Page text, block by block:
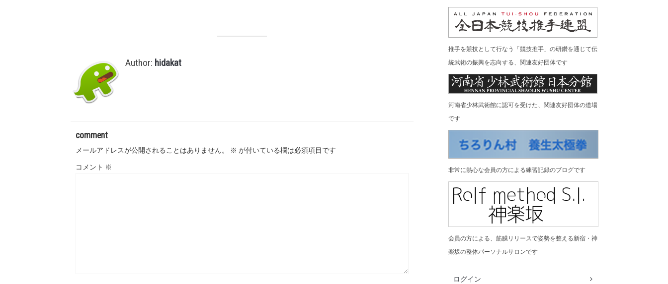
Author: hidakat
comment
メールアドレスが公開されることはありません。 ※ が付いている欄は必須項目です
コメント ※
推手を競技として行なう「競技推手」の研鑽を通じて伝
統武術の振興を志向する、関連友好団体です
河南省少林武術館に認可を受けた、関連友好団体の道場
です
非常に熱心な会員の方による練習記録のブログです
会員の方による、筋膜リリースで姿勢を整える新宿・神
楽坂の整体パーソナルサロンです
ログイン